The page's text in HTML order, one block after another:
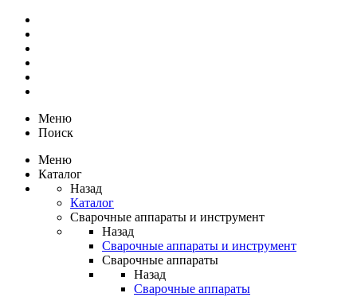
Меню
Поиск
Меню
Каталог
Назад
Каталог
Сварочные аппараты и инструмент
Назад
Сварочные аппараты и инструмент
Сварочные аппараты
Назад
Сварочные аппараты